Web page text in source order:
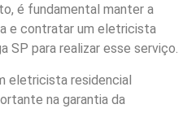
é fundamental manter a
e contratar um eletricista
SP para realizar esse serviço.
eletricista residencial
na garantia da